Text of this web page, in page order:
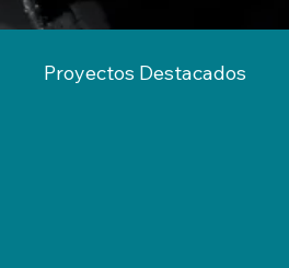
Proyectos Destacados